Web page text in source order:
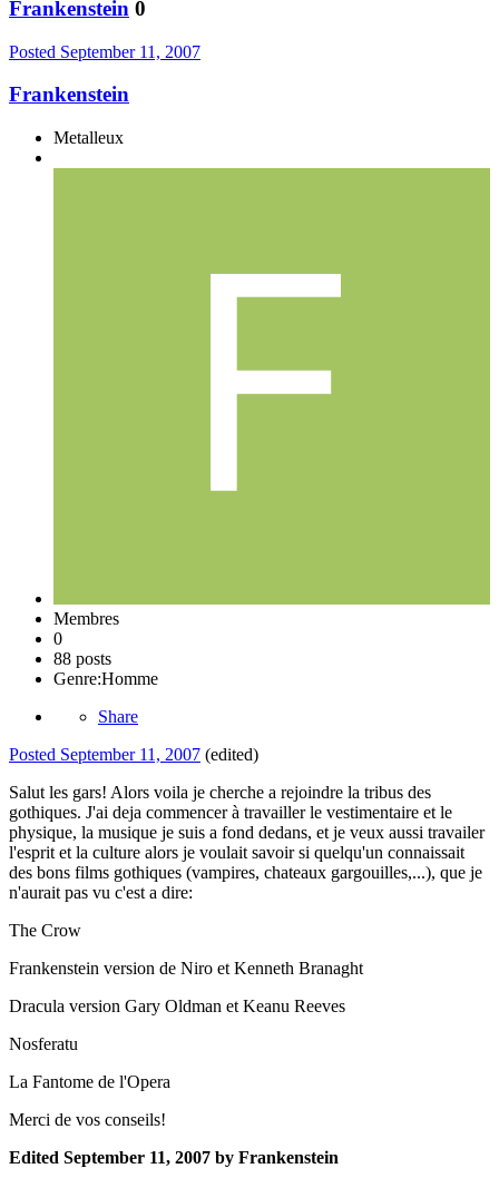
Frankenstein 0
Posted September 11, 2007
Frankenstein
Metalleux
Membres
0
88 posts
Genre:Homme
Share
Posted September 11, 2007 (edited)
Salut les gars! Alors voila je cherche a rejoindre la tribus des
gothiques. J'ai deja commencer à travailler le vestimentaire et le
physique, la musique je suis a fond dedans, et je veux aussi travailer
l'esprit et la culture alors je voulait savoir si quelqu'un connaissait
des bons films gothiques (vampires, chateaux gargouilles,...), que je
n'aurait pas vu c'est a dire:
The Crow
Frankenstein version de Niro et Kenneth Branaght
Dracula version Gary Oldman et Keanu Reeves
Nosferatu
La Fantome de l'Opera
Merci de vos conseils!
Edited September 11, 2007 by Frankenstein